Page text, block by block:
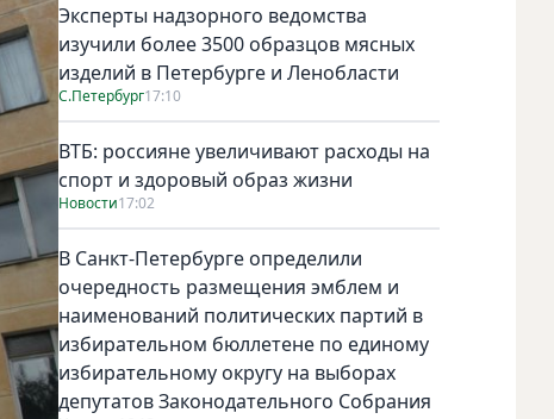
Эксперты надзорного ведомства
изучили более 3500 образцов мясных
изделий в Петербурге и Ленобласти
С.Петербург17:10
ВТБ: россияне увеличивают расходы на
спорт и здоровый образ жизни
Новости17:02
В Санкт-Петербурге определили
очередность размещения эмблем и
наименований политических партий в
избирательном бюллетене по единому
избирательному округу на выборах
депутатов Законодательного Собрания